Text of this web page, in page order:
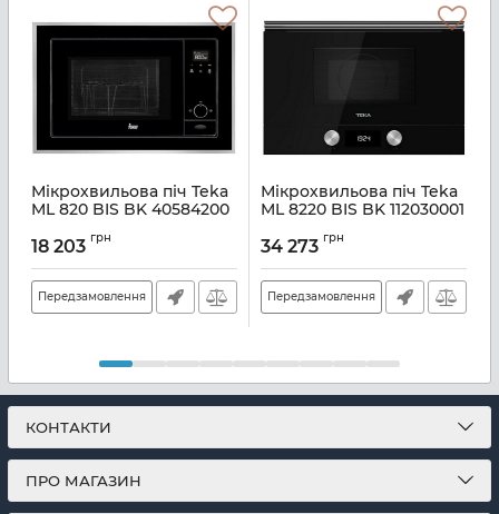
Мікрохвильова піч Teka
ML 820 BIS BK 40584200
18 203 грн
Передзамовлення
Мікрохвильова піч Teka
ML 8220 BIS BK 112030001
34 273 грн
Передзамовлення
КОНТАКТИ
ПРО МАГАЗИН